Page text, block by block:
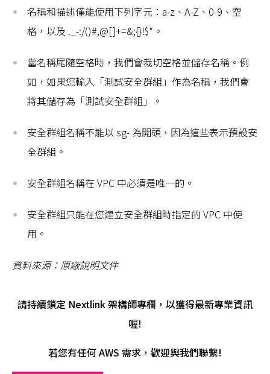
名稱和描述僅能使用下列字元：a-z、A-Z、0-9、空
格，以及 ._-:/()#,@[]+=&;{}!$*。
當名稱尾隨空格時，我們會裁切空格並儲存名稱。例
如，如果您輸入「測試安全群組」作為名稱，我們會
將其儲存為「測試安全群組」。
安全群組名稱不能以 sg- 為開頭，因為這些表示預設安
全群組。
安全群組名稱在 VPC 中必須是唯一的。
安全群組只能在您建立安全群組時指定的 VPC 中使
用。
資料來源：原廠說明文件
請持續鎖定 Nextlink 架構師專欄，以獲得最新專業資訊
喔!
若您有任何 AWS 需求，歡迎與我們聯繫!